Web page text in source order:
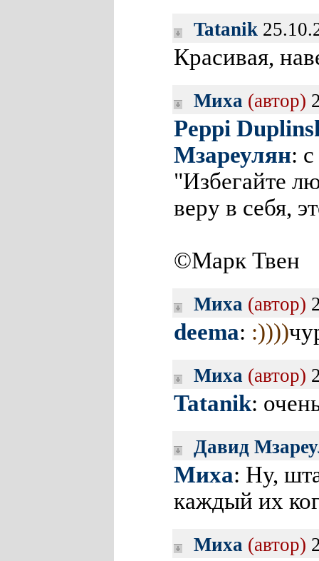
Tatanik
Красивая,
Миха (автор)
Peppi
Мзареулян:
"Избегайте
веру в себя,
©Марк Твен
Миха (автор)
deema: :))))
Миха (автор)
Tatanik:
Давид
Миха: Ну,
каждый их
Миха (автор)